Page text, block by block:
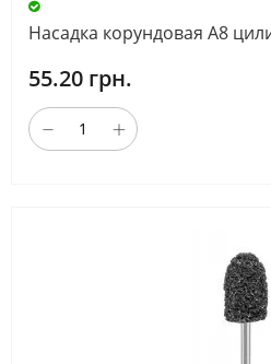
Насадка корундовая А8
55.20 грн.